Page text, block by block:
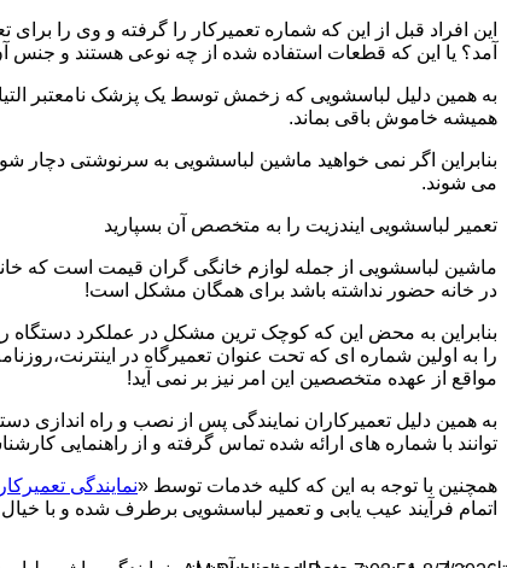
این افراد قبل از این که شماره تعمیرکار را گرفته و وی را
آمد؟ یا این که قطعات استفاده شده از چه نوعی هستند و جنس
به همین دلیل لباسشویی که زخمش توسط یک پزشک نامعتبر
همیشه خاموش باقی بماند.
بنابراین اگر نمی خواهید ماشین لباسشویی به سرنوشتی دچار
می شوند.
تعمیر لباسشویی ایندزیت را به متخصص آن بسپارید
ماشین لباسشویی از جمله لوازم خانگی گران قیمت است که
در خانه حضور نداشته باشد برای همگان مشکل است!
بنابراین به محض این که کوچک ترین مشکل در عملکرد دستگاه
را به اولین شماره ای که تحت عنوان تعمیرگاه در
مواقع از عهده متخصصین این امر نیز بر نمی آید!
به همین دلیل تعمیرکاران نمایندگی پس از نصب و راه اندازی
توانند با شماره های ارائه شده تماس گرفته و از راهنمایی
همچنین با توجه به این که کلیه خدمات توسط «نمایندگی
اتمام فرآیند عیب یابی و تعمیر لباسشویی برطرف شده و با خیال